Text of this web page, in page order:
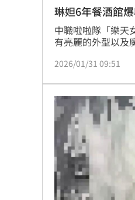
琳妲6年餐酒館
中職啦啦隊「樂天
有亮麗的外型以及
開餐酒館，沒想到
酒館的顧客們。蔡
2026/01/31 09:51